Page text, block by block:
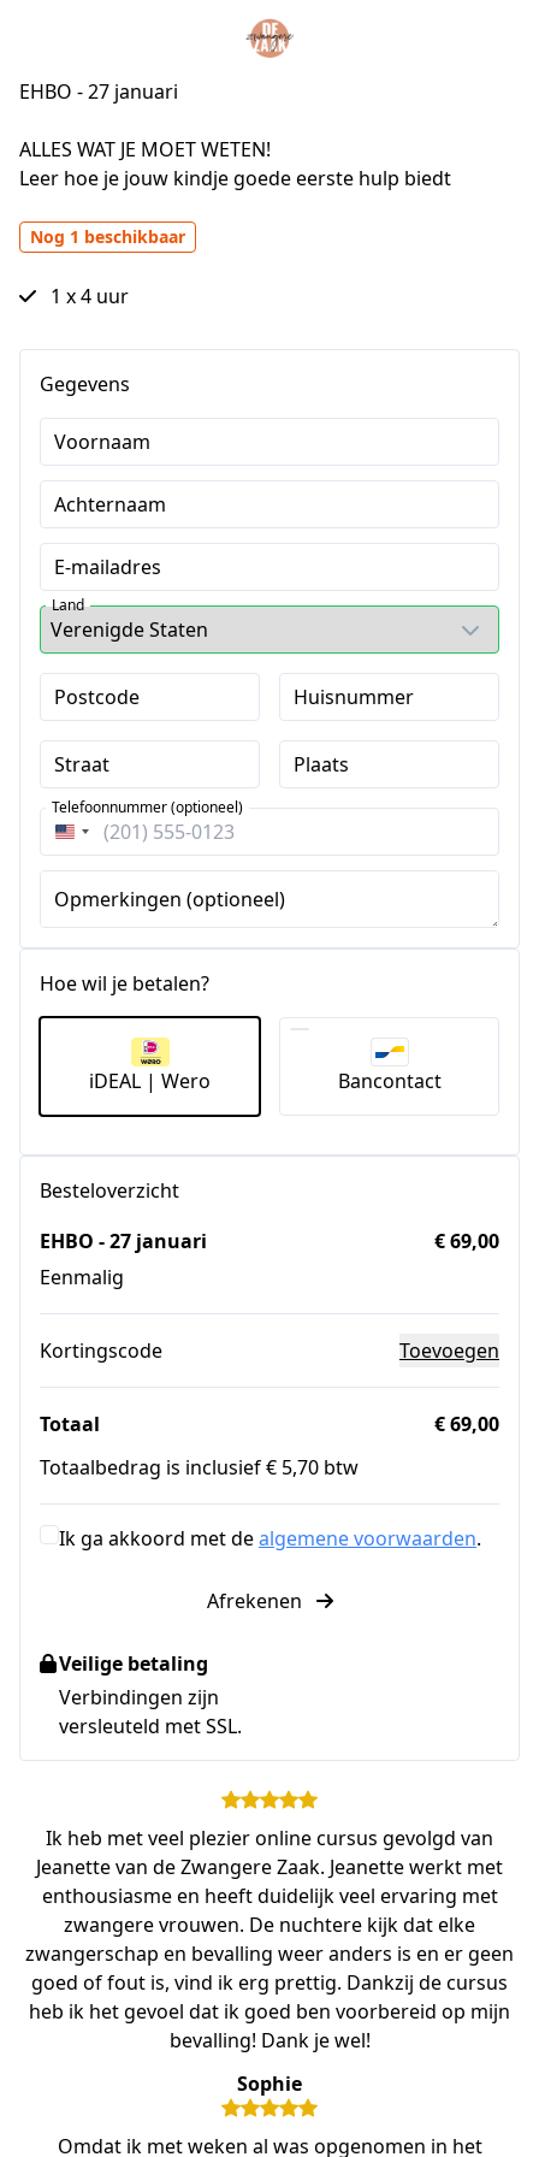
EHBO - 27 januari
ALLES WAT JE MOET WETEN!
Leer hoe je jouw kindje goede eerste hulp biedt
Nog 1 beschikbaar
1 x 4 uur
Gegevens
Voornaam
Achternaam
E-mailadres
Land
Postcode Huisnummer
Straat Plaats
Verenigde
Staten
+1
Telefoonnummer (optioneel)
Opmerkingen (optioneel)
Hoe wil je betalen?
iDEAL | Wero Bancontact
Besteloverzicht
EHBO - 27 januari
Eenmalig
€ 69,00
Kortingscode Toevoegen
Totaal
€ 69,00
Totaalbedrag is inclusief € 5,70 btw
Ik ga akkoord met dealgemene voorwaarden.
Afrekenen
Veilige betaling
Verbindingen zijn
versleuteld met SSL.
Ik heb met veel plezier online cursus gevolgd van
Jeanette van de Zwangere Zaak. Jeanette werkt met
enthousiasme en heeft duidelijk veel ervaring met
zwangere vrouwen. De nuchtere kijk dat elke
zwangerschap en bevalling weer anders is en er geen
goed of fout is, vind ik erg prettig. Dankzij de cursus
heb ik het gevoel dat ik goed ben voorbereid op mijn
bevalling! Dank je wel!
Sophie
Omdat ik met weken al was opgenomen in het